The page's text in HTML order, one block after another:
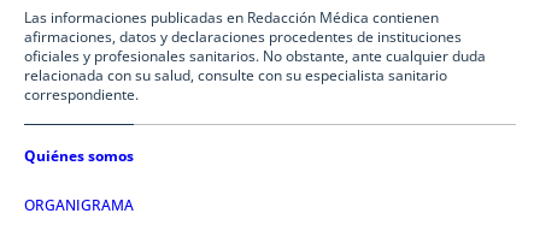
Las informaciones publicadas en Redacción Médica contienen
afirmaciones, datos y declaraciones procedentes de instituciones
oficiales y profesionales sanitarios. No obstante, ante cualquier duda
relacionada con su salud, consulte con su especialista sanitario
correspondiente.
Quiénes somos
ORGANIGRAMA